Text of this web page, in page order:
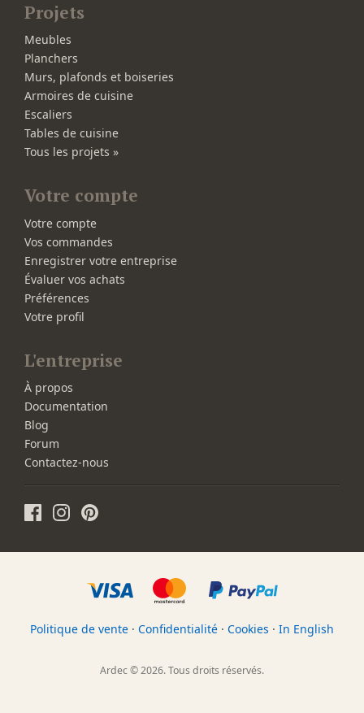
Projets
Meubles
Planchers
Murs, plafonds et boiseries
Armoires de cuisine
Escaliers
Tables de cuisine
Tous les projets »
Votre compte
Votre compte
Vos commandes
Enregistrer votre entreprise
Évaluer vos achats
Préférences
Votre profil
L'entreprise
À propos
Documentation
Blog
Forum
Contactez-nous
Politique de vente · Confidentialité · Cookies · In English
Ardec © 2026. Tous droits réservés.